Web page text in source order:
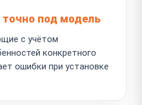
под модель
с учётом
конкретного
ошибки при установке